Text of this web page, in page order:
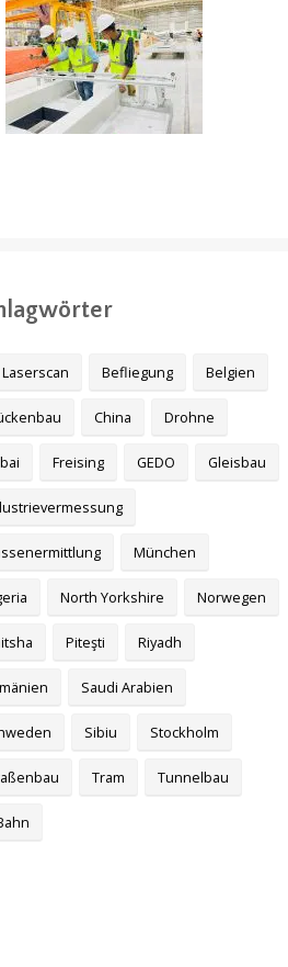
Melbourne Metro
Laserscan Befliegung Belgien
China Drohne
Freising GEDO Gleisbau
München
North Yorkshire Norwegen
Piteşti Riyadh
Saudi Arabien
Sibiu Stockholm
Tram Tunnelbau